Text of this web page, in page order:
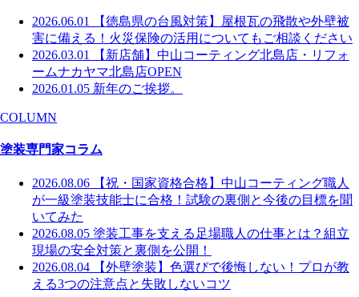
2026.06.01
【徳島県の台風対策】屋根瓦の飛散や外壁被
害に備える！火災保険の活用についてもご相談ください
2026.03.01
【新店舗】中山コーティング北島店・リフォ
ームナカヤマ北島店OPEN
2026.01.05 新年のご挨拶。
COLUMN
塗装専門家コラム
2026.08.06
【祝・国家資格合格】中山コーティング職人
が一級塗装技能士に合格！試験の裏側と今後の目標を聞
いてみた
2026.08.05 塗装工事を支える足場職人の仕事とは？組立
現場の安全対策と裏側を公開！
2026.08.04
【外壁塗装】色選びで後悔しない！プロが教
える3つの注意点と失敗しないコツ